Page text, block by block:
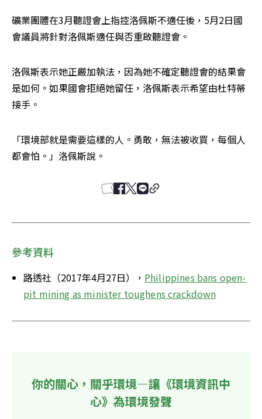
礦業團體在3月聽證會上指控洛佩斯不適任後，5月2日國
會議員將針對洛佩斯適任與否重啟聽證會。
洛佩斯表示她正嚴加執法，因為她不確定聽證會的結果會
是如何。如果國會拒絕她留任，洛佩斯表示希望由杜特蒂
接手。
「環境部就是需要這樣的人。勇敢，無法被收買，每個人
都會怕。」洛佩斯說。
參考資料
路透社（2017年4月27日）， Philippines bans open-
pit mining as minister toughens crackdown
你的關心，關乎環境—讓《環境資訊中
心》為環境發聲